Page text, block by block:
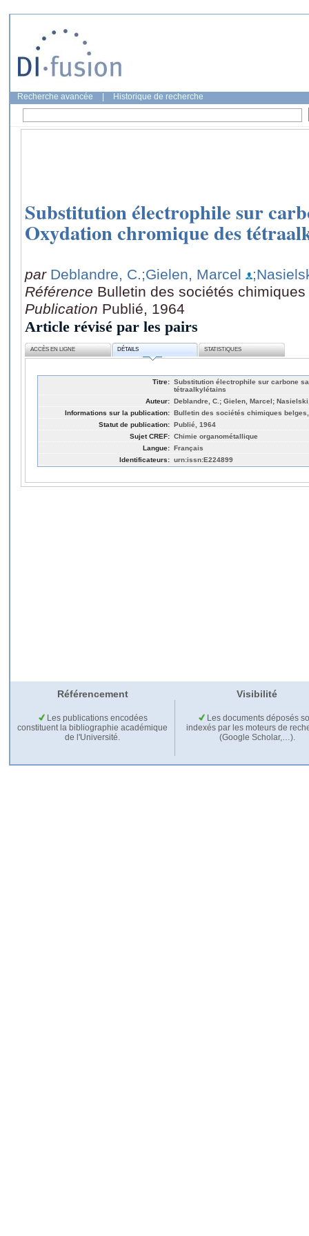
Recherche avancée Historique de recherche
Substitution électrophile sur
Oxydation chromique des
par Deblandre, C.;Gielen, Marcel
Référence Bulletin des sociétés
Publication Publié, 1964
Article révisé par les pairs
ACCÈS EN LIGNE DÉTAILS STATISTIQUES
Titre: Substitution électrophile sur carbone
tétraalkylétains
Auteur: Deblandre, C.; Gielen, Marcel;
Informations sur la publication: Bulletin des sociétés chimiques belges,
Statut de publication: Publié, 1964
Sujet CREF: Chimie organométallique
Langue: Français
Identificateurs: urn:issn:E224899
Référencement Visibilité
Les publications encodées
constituent la bibliographie académique
de l'Université.
Les documents déposés
indexés par les moteurs de
(Google Scholar,…).